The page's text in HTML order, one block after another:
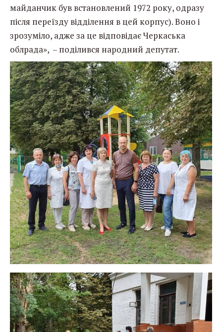
майданчик був встановлений 1972 року, одразу
після переїзду відділення в цей корпус). Воно і
зрозуміло, адже за це відповідає Черкаська
облрада», – поділився народний депутат.